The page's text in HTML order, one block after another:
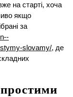
на старті, хоча
якщо
за
slovamy/, де